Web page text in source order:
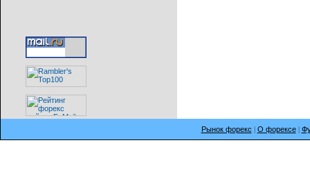
Рынок форекс | О форексе|